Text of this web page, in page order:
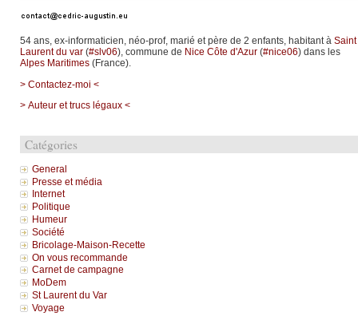
54 ans, ex-informaticien, néo-prof, marié et père de 2 enfants, habitant à Saint
Laurent du var(#slv06), commune de Nice Côte d'Azur(#nice06) dans les
Alpes Maritimes(France).
> Contactez-moi <
> Auteur et trucs légaux <
Catégories
General
Presse et média
Internet
Politique
Humeur
Société
Bricolage-Maison-Recette
On vous recommande
Carnet de campagne
MoDem
St Laurent du Var
Voyage